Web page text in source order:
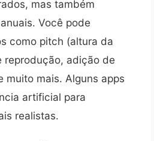
mas também
Você pode
como pitch (altura da
adição de
muito mais. Alguns apps
artificial para
realistas.